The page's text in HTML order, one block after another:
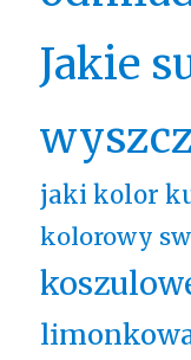
Jakie
jaki kolor
kolorowy